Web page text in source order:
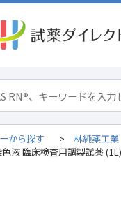
から探す > 林純薬工業
液 臨床検査用調製試薬 (1L)